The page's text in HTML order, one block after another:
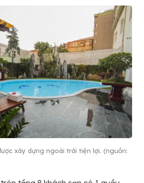
xây dựng ngoài trời tiện lợi. (nguồn: